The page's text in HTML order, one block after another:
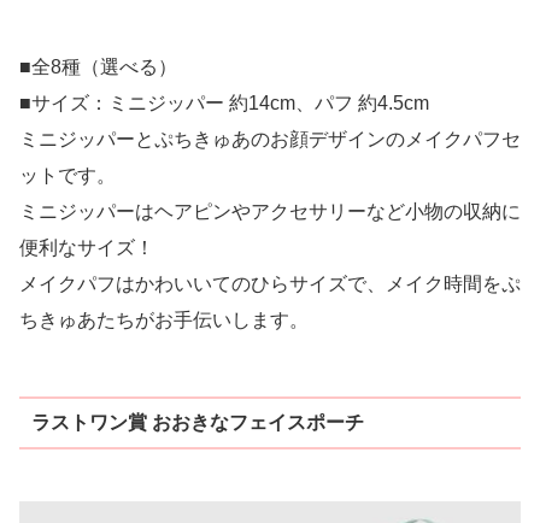
■全8種（選べる）
■サイズ：ミニジッパー 約14cm、パフ 約4.5cm
ミニジッパーとぷちきゅあのお顔デザインのメイクパフセ
ットです。
ミニジッパーはヘアピンやアクセサリーなど小物の収納に
便利なサイズ！
メイクパフはかわいいてのひらサイズで、メイク時間をぷ
ちきゅあたちがお手伝いします。
ラストワン賞 おおきなフェイスポーチ